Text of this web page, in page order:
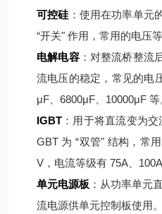
可控硅 ：使用在功率单元
“开关" 作用，常用的电压
电解电容：对整流桥整流
流电压的稳定，常见的电
μF、6800μF、10000μF 等
IGBT ：用于将直流变为
GBT 为 “双管" 结构，常
V，电流等级有 75A、100A
单元电源板 ：从功率单元
流电源供单元控制板使用。